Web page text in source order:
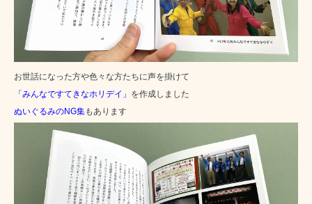
お世話になった方や色々な方たちに声を掛けて
「みんなですてきなホリデイ」 を作成しました
ぬいぐるみのNG集もあります